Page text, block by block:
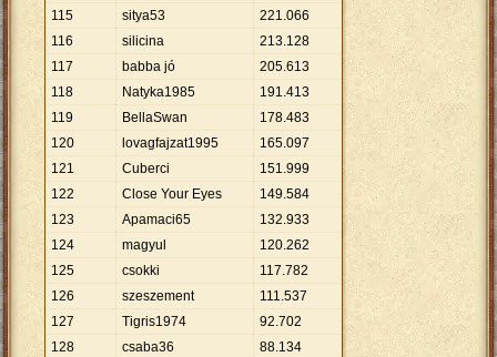
115
sitya53 221.066
116
silicina 213.128
117
babba jó 205.613
118
Natyka1985 191.413
119
BellaSwan 178.483
120
lovagfajzat1995 165.097
121
Cuberci 151.999
122
Close Your Eyes 149.584
123
Apamaci65 132.933
124
magyul 120.262
125
csokki 117.782
126
szeszement 111.537
127
Tigris1974 92.702
128
csaba36 88.134